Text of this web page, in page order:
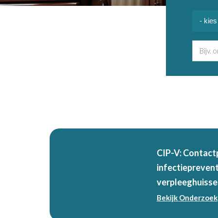
CIP-V:
Bekijk Onderzoek